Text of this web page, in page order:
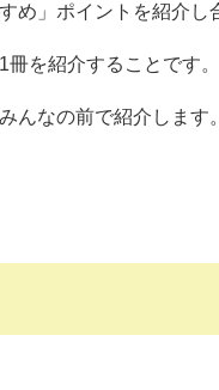
め」ポイントを紹介し
冊を紹介することです。
んなの前で紹介します